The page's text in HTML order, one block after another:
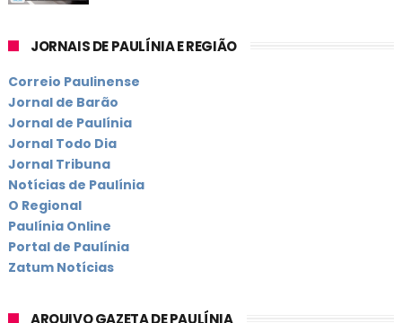
JORNAIS DE PAULÍNIA E REGIÃO
Correio Paulinense
Jornal de Barão
Jornal de Paulínia
Jornal Todo Dia
Jornal Tribuna
Notícias de Paulínia
O Regional
Paulínia Online
Portal de Paulínia
Zatum Notícias
ARQUIVO GAZETA DE PAULÍNIA